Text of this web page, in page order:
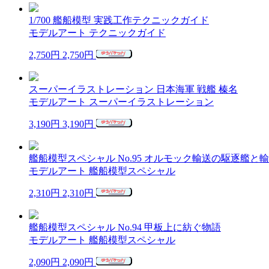
1/700 艦船模型 実践工作テクニックガイド
モデルアート テクニックガイド
2,750円 2,750円
スーパーイラストレーション 日本海軍 戦艦 榛名
モデルアート スーパーイラストレーション
3,190円 3,190円
艦船模型スペシャル No.95 オルモック輸送の駆逐艦と
モデルアート 艦船模型スペシャル
2,310円 2,310円
艦船模型スペシャル No.94 甲板上に紡ぐ物語
モデルアート 艦船模型スペシャル
2,090円 2,090円